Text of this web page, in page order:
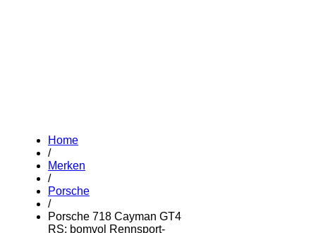
Home
/
Merken
/
Porsche
/
Porsche 718 Cayman GT4
RS: bomvol Rennsport-